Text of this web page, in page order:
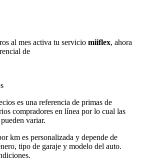
al mes activa tu servicio miiflex, ahora
de
es una referencia de primas de
compradores en línea por lo cual las
variar.
km es personalizada y depende de
tipo de garaje y modelo del auto.